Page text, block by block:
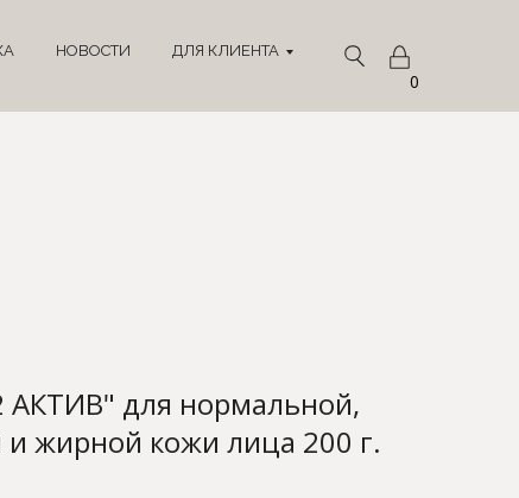
ДЛЯ КЛИЕНТА
НОВОСТИ
0
для нормальной,
жирной кожи лица 200 г.